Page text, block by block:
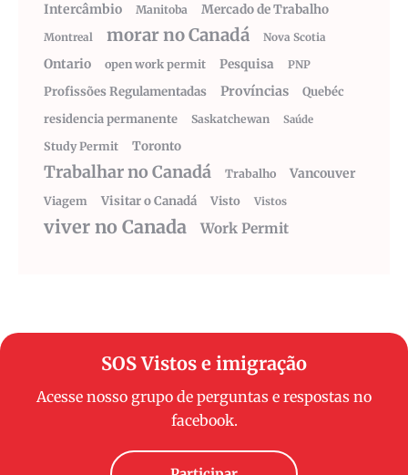
Intercâmbio Manitoba Mercado de Trabalho
Montreal morar no Canadá Nova Scotia
Ontario open work permit Pesquisa PNP
Profissões Regulamentadas Províncias
Quebéc
residencia permanente
Saskatchewan Saúde
Study Permit Toronto
Trabalhar no Canadá Trabalho Vancouver
Viagem Visitar o Canadá Visto Vistos
viver no Canada Work Permit
SOS Vistos e imigração
Acesse nosso grupo de perguntas e respostas no
facebook.